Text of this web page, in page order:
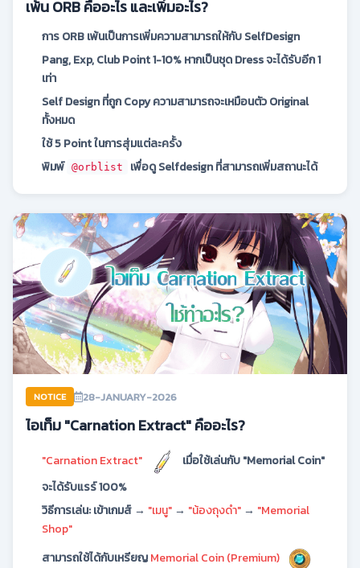
เพ้น ORB คืออะไร และเพิ่มอะไร?
การ ORB เพ้นเป็นการเพิ่มความสามารถให้กับ SelfDesign
Pang, Exp, Club Point 1-10% หากเป็นชุด Dress จะได้รับอีก 1
เท่า
Self Design ที่ถูก Copy ความสามารถจะเหมือนตัว Original
ทั้งหมด
ใช้ 5 Point ในการสุ่มแต่ละครั้ง
พิมพ์ @orblist เพื่อดู Selfdesign ที่สามารถเพิ่มสถานะได้
NOTICE 28-JANUARY-2026
ไอเท็ม "Carnation Extract" คืออะไร?
"Carnation Extract"
เมื่อใช้เล่นกับ "Memorial Coin"
จะได้รับแรร์ 100%
วิธีการเล่น: เข้าเกมส์ → "เมนู" → "น้องถุงดำ" → "Memorial
Shop"
สามารถใช้ได้กับเหรียญMemorial Coin (Premium)